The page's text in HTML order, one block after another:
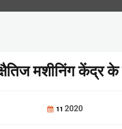
मशीनिंग केंद्र
11 2020